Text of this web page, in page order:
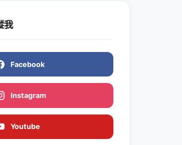
我
Facebook
Instagram
Youtube